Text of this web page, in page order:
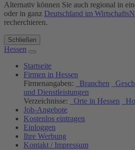
Alternativ können Sie auch regional in
oder in ganz Deutschland im
recherchieren.
Schließen
Hessen
Startseite
Firmen in Hessen
Firmenangaben:
Branchen
und Dienstleistungen
Verzeichnisse:
Orte in Hessen
Job-Angebote
Kostenlos eintragen
Einloggen
Ihre Werbung
Kontakt / Impressum